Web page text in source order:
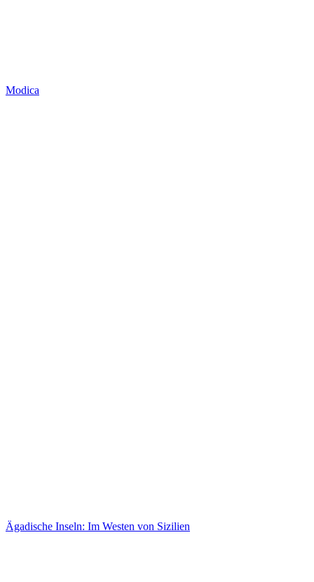
Modica
Ägadische Inseln: Im Westen von Sizilien